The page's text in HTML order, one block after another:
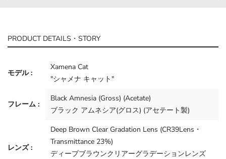
PRODUCT DETAILS・STORY
モデル :
Xamena Cat
"シャメナ キャット"
フレーム :
Black Amnesia (Gross) (Acetate)
ブラック アムネシア(グロス) (アセテート製)
レンズ :
Deep Brown Clear Gradation Lens (CR39Lens・
Transmittance 23%)
ディープブラウンクリアーグラデーションレンズ